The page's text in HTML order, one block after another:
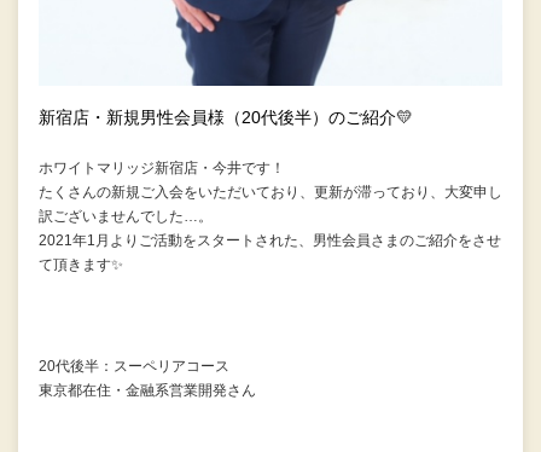
新宿店・新規男性会員様（20代後半）のご紹介💛
ホワイトマリッジ新宿店・今井です！
たくさんの新規ご入会をいただいており、更新が滞っており、大変申し
訳ございませんでした…。
2021年1月よりご活動をスタートされた、男性会員さまのご紹介をさせ
て頂きます✨
20代後半：スーペリアコース
東京都在住・金融系営業開発さん